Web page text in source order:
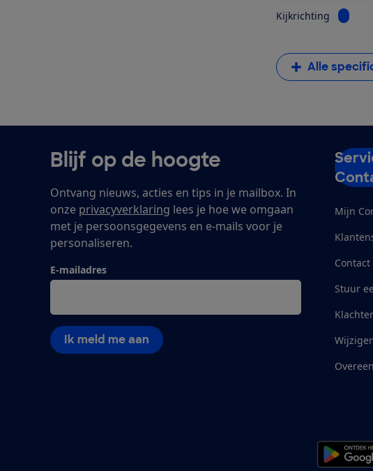
Kijkrichting Bekijk
Alle
Blijf op de hoogte
Ontvang nieuws, acties en tips in je mailbox. In
onze privacyverklaring lees je hoe we omgaan
met je persoonsgegevens en e-mails voor je
personaliseren.
E-mailadres
Ik meld me aan
Mijn
Contact
Stuur